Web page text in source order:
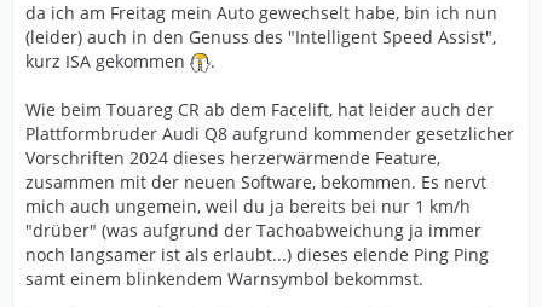
da ich am Freitag mein Auto gewechselt habe, bin ich nun
(leider) auch in den Genuss des "Intelligent Speed Assist",
kurz ISA gekommen
.
Wie beim Touareg CR ab dem Facelift, hat leider auch der
Plattformbruder Audi Q8 aufgrund kommender gesetzlicher
Vorschriften 2024 dieses herzerwärmende Feature,
zusammen mit der neuen Software, bekommen. Es nervt
mich auch ungemein, weil du ja bereits bei nur 1 km/h
"drüber" (was aufgrund der Tachoabweichung ja immer
noch langsamer ist als erlaubt...) dieses elende Ping Ping
samt einem blinkendem Warnsymbol bekommst.